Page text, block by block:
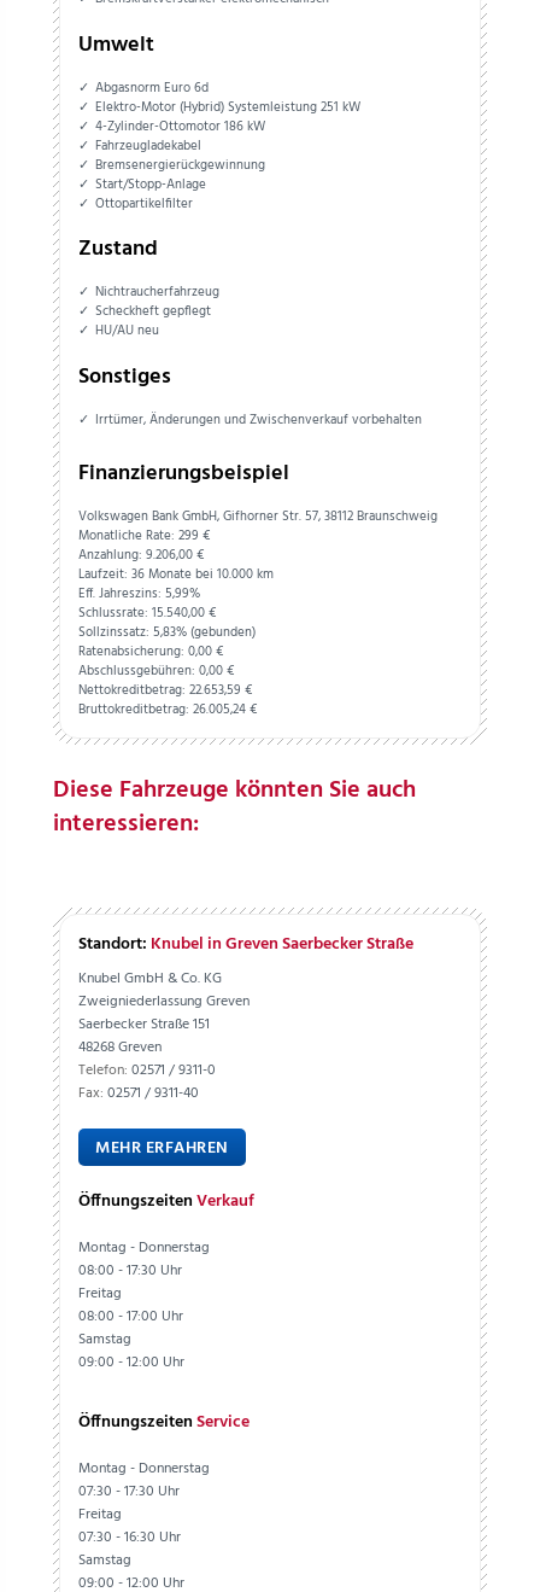
Umwelt
Abgasnorm Euro 6d
Elektro-Motor (Hybrid) Systemleistung 251 kW
4-Zylinder-Ottomotor 186 kW
Fahrzeugladekabel
Bremsenergierückgewinnung
Start/Stopp-Anlage
Ottopartikelfilter
Zustand
Nichtraucherfahrzeug
Scheckheft gepflegt
HU/AU neu
Sonstiges
Irrtümer, Änderungen und Zwischenverkauf vorbehalten
Finanzierungsbeispiel
Volkswagen Bank GmbH, Gifhorner Str. 57, 38112 Braunschweig
Monatliche Rate: 299 €
Anzahlung: 9.206,00€
Laufzeit: 36 Monate bei 10.000 km
Eff. Jahreszins: 5,99%
Schlussrate: 15.540,00€
Sollzinssatz: 5,83% (gebunden)
Ratenabsicherung: 0,00€
Abschlussgebühren: 0,00€
Nettokreditbetrag: 22.653,59 €
Bruttokreditbetrag: 26.005,24€
Diese Fahrzeuge könnten Sie auch
interessieren:
Standort: Knubel in Greven Saerbecker Straße
Knubel GmbH & Co. KG
Zweigniederlassung Greven
Saerbecker Straße 151
48268 Greven
Telefon: 02571 / 9311-0
Fax: 02571 / 9311-40
MEHR ERFAHREN
ÖffnungszeitenVerkauf
Montag - Donnerstag
08:00 - 17:30 Uhr
Freitag
08:00 - 17:00 Uhr
Samstag
09:00 - 12:00 Uhr
ÖffnungszeitenService
Montag - Donnerstag
07:30 - 17:30 Uhr
Freitag
07:30 - 16:30 Uhr
Samstag
09:00 - 12:00 Uhr